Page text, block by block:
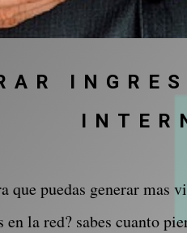
que puedas generar mas
en la red? sabes cuanto